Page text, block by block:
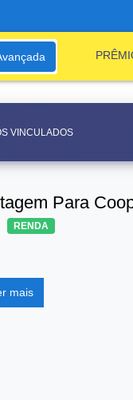
VINCULADOS
Para
RENDA
mais